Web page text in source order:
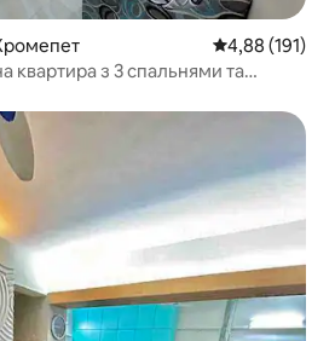
Середня
4,88 (191)
квартира з 3 спальнями та